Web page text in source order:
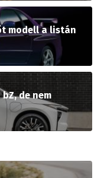
modell a listán
de nem